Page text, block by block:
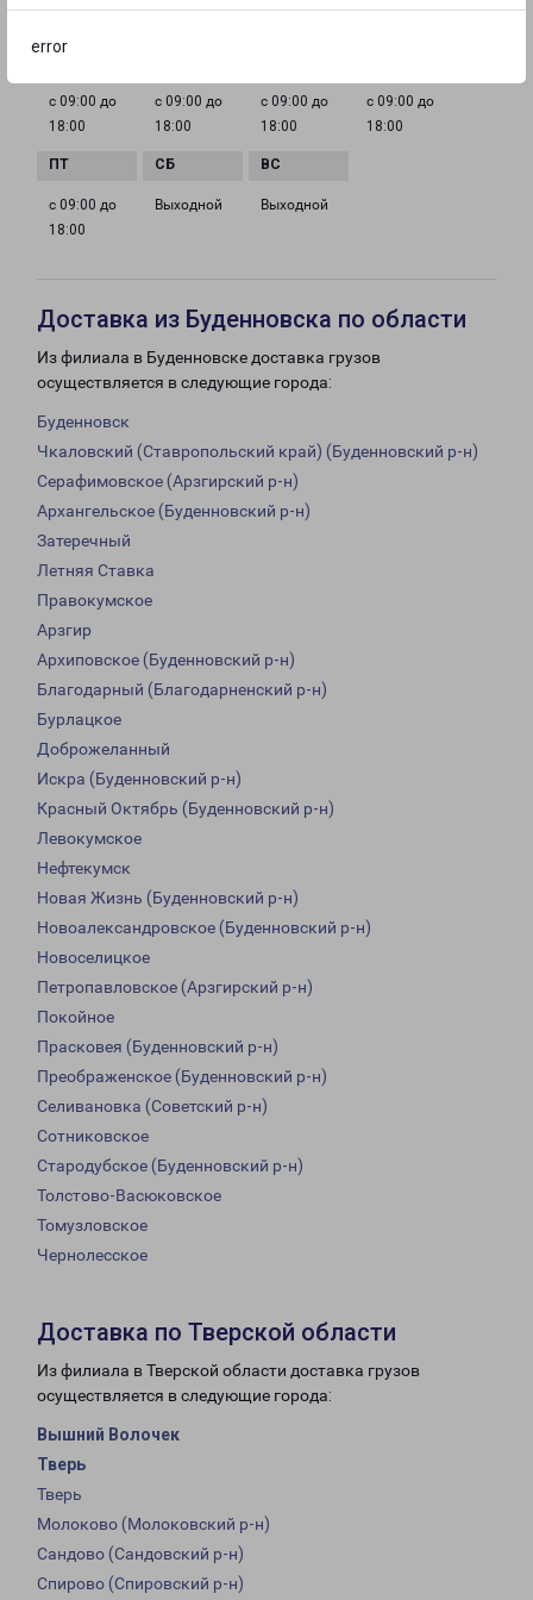
error
с 09:00 до
18:00
с 09:00 до
18:00
с 09:00 до
18:00
с 09:00 до
18:00
с 09:00 до
18:00
Выходной Выходной
Доставка из Буденновска по области
Из филиала в Буденновске доставка грузов
осуществляется в следующие города:
Буденновск
Чкаловский (Ставропольский край) (Буденновский р-н)
Серафимовское (Арзгирский р-н)
Архангельское (Буденновский р-н)
Затеречный
Летняя Ставка
Правокумское
Арзгир
Архиповское (Буденновский р-н)
Благодарный (Благодарненский р-н)
Бурлацкое
Доброжеланный
Искра (Буденновский р-н)
Красный Октябрь (Буденновский р-н)
Левокумское
Нефтекумск
Новая Жизнь (Буденновский р-н)
Новоалександровское (Буденновский р-н)
Новоселицкое
Петропавловское (Арзгирский р-н)
Покойное
Прасковея (Буденновский р-н)
Преображенское (Буденновский р-н)
Селивановка (Советский р-н)
Сотниковское
Стародубское (Буденновский р-н)
Толстово-Васюковское
Томузловское
Чернолесское
Доставка по Тверской области
Из филиала в Тверской области доставка грузов
осуществляется в следующие города:
Вышний Волочек
Тверь
Тверь
Молоково (Молоковский р-н)
Сандово (Сандовский р-н)
Спирово (Спировский р-н)